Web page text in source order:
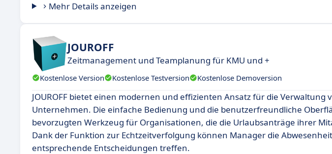
Mehr Details anzeigen
JOUROFF
Zeitmanagement und Teamplanung für KMU und +
Kostenlose Version Kostenlose Testversion Kostenlose Demoversion
JOUROFF bietet einen modernen und effizienten Ansatz für die Verwaltung
Unternehmen. Die einfache Bedienung und die benutzerfreundliche
bevorzugten Werkzeug für Organisationen, die die Urlaubsanträge ihrer
Dank der Funktion zur Echtzeitverfolgung können Manager die
entsprechende Entscheidungen treffen.